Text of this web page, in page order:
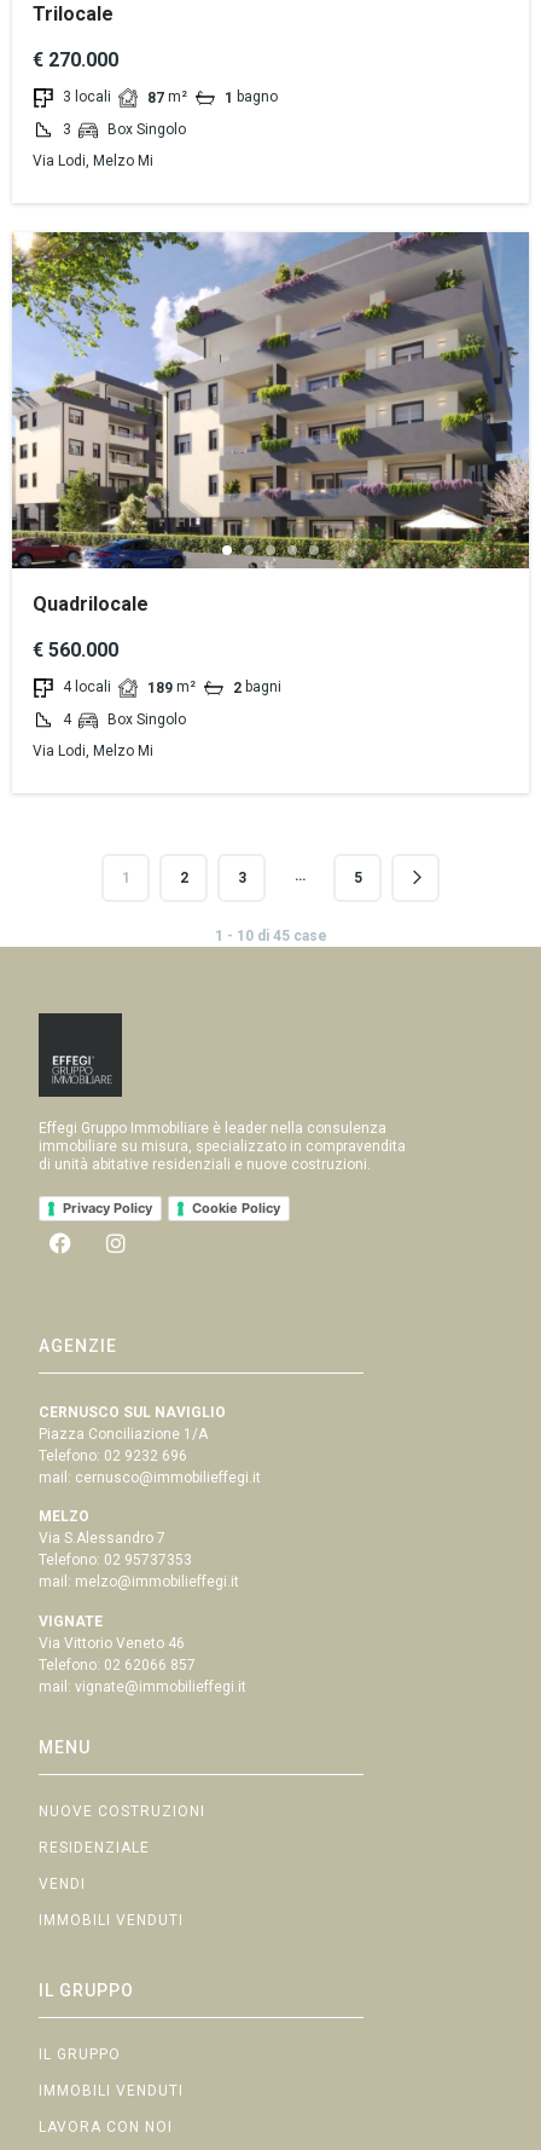
Trilocale
€ 270.000
3 locali 87 m² 1 bagno
3
Box Singolo
Via Lodi, Melzo Mi
Quadrilocale
€ 560.000
4 locali 189 m² 2 bagni
4
Box Singolo
Via Lodi, Melzo Mi
1 2 3 … 5
1 - 10 di 45 case
Effegi Gruppo Immobiliare è leader nella consulenza
immobiliare su misura, specializzato in compravendita
di unità abitative residenziali e nuove costruzioni.
Privacy Policy Cookie Policy
AGENZIE
CERNUSCO SUL NAVIGLIO
Piazza Conciliazione 1/A
Telefono: 02 9232 696
mail: cernusco@immobilieffegi.it
MELZO
Via S.Alessandro 7
Telefono: 02 95737353
mail: melzo@immobilieffegi.it
VIGNATE
Via Vittorio Veneto 46
Telefono: 02 62066 857
mail:vignate@immobilieffegi.it
MENU
NUOVE COSTRUZIONI
RESIDENZIALE
VENDI
IMMOBILI VENDUTI
IL GRUPPO
IL GRUPPO
IMMOBILI VENDUTI
LAVORA CON NOI